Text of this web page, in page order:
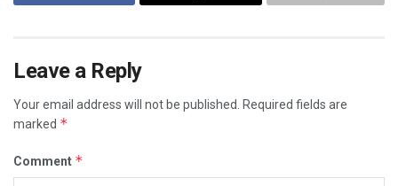
Leave a Reply
Your email address will not be published.
Required fields are
marked *
Comment *